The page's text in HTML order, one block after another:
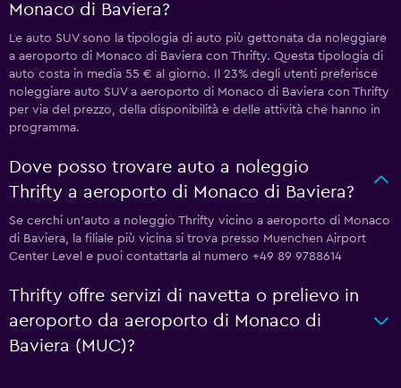
Monaco di Baviera?
Le auto SUV sono la tipologia di auto più gettonata da noleggiare
a aeroporto di Monaco di Baviera con Thrifty. Questa tipologia di
auto costa in media 55 € al giorno. Il 23% degli utenti preferisce
noleggiare auto SUV a aeroporto di Monaco di Baviera con Thrifty
per via del prezzo, della disponibilità e delle attività che hanno in
programma.
Dove posso trovare auto a noleggio
Thrifty a aeroporto di Monaco di Baviera?
Se cerchi un'auto a noleggio Thrifty vicino a aeroporto di Monaco
di Baviera, la filiale più vicina si trova presso Muenchen Airport
Center Level e puoi contattarla al numero +49 89 9788614
Thrifty offre servizi di navetta o prelievo in
aeroporto da aeroporto di Monaco di
Baviera (MUC)?